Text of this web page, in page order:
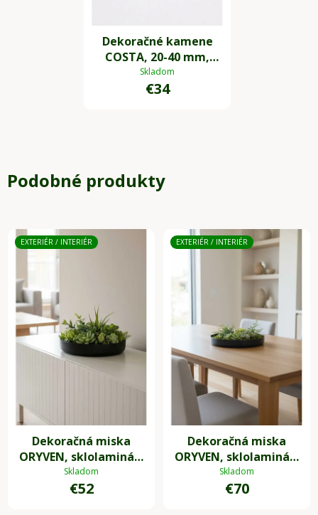
Dekoračné kamene
COSTA, 20-40 mm,
plast, sivá
Skladom
€34
Podobné produkty
EXTERIÉR / INTERIÉR
Dekoračná miska
ORYVEN, sklolaminát,
priemer 30 cm,
antracit
Skladom
€52
EXTERIÉR / INTERIÉR
Dekoračná miska
ORYVEN, sklolaminát,
priemer 40 cm,
antracit
Skladom
€70